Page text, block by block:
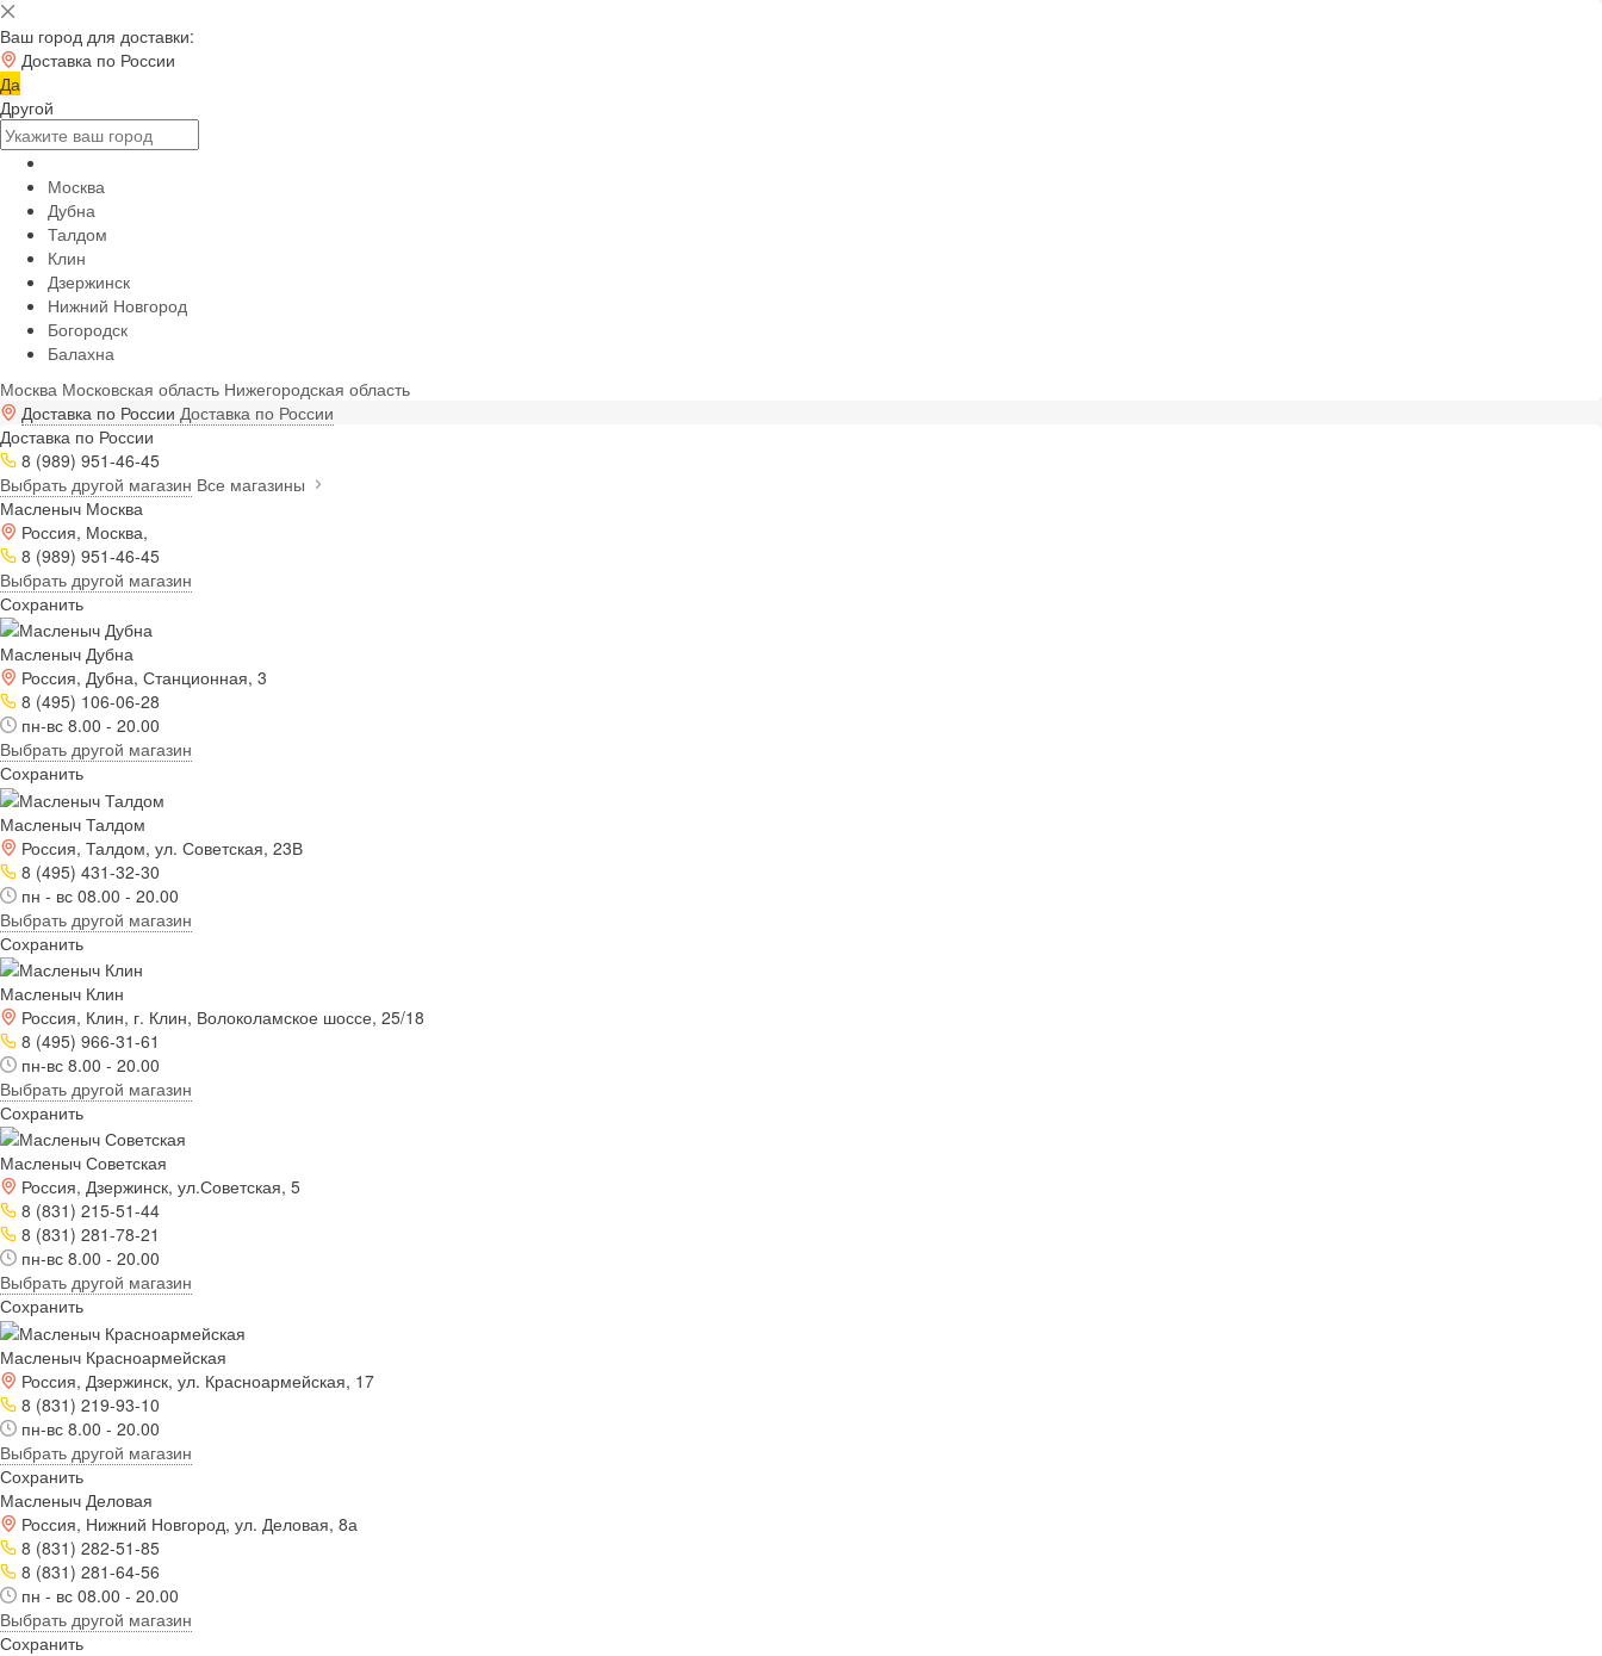
Ваш город для доставки:
Доставка по России
Да
Другой
Москва
Дубна
Талдом
Клин
Дзержинск
Нижний Новгород
Богородск
Балахна
Москва Московская область Нижегородская область
Доставка по России Доставка по России
Доставка по России
8 (989) 951-46-45
Выбрать другой магазин Все магазины
Масленыч Москва
Россия, Москва,
8 (989) 951-46-45
Выбрать другой магазин
Сохранить
Масленыч Дубна
Россия, Дубна, Станционная, 3
8 (495) 106-06-28
пн-вс 8.00 - 20.00
Выбрать другой магазин
Сохранить
Масленыч Талдом
Россия, Талдом, ул. Советская, 23В
8 (495) 431-32-30
пн - вс 08.00 - 20.00
Выбрать другой магазин
Сохранить
Масленыч Клин
Россия, Клин, г. Клин, Волоколамское шоссе, 25/18
8 (495) 966-31-61
пн-вс 8.00 - 20.00
Выбрать другой магазин
Сохранить
Масленыч Советская
Россия, Дзержинск, ул.Советская, 5
8 (831) 215-51-44
8 (831) 281-78-21
пн-вс 8.00 - 20.00
Выбрать другой магазин
Сохранить
Масленыч Красноармейская
Россия, Дзержинск, ул. Красноармейская, 17
8 (831) 219-93-10
пн-вс 8.00 - 20.00
Выбрать другой магазин
Сохранить
Масленыч Деловая
Россия, Нижний Новгород, ул. Деловая, 8а
8 (831) 282-51-85
8 (831) 281-64-56
пн - вс 08.00 - 20.00
Выбрать другой магазин
Сохранить